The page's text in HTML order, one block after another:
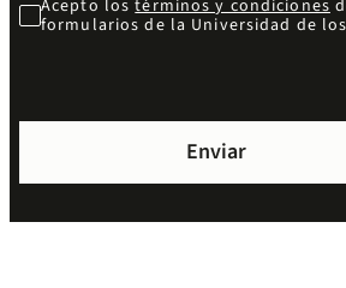
Acepto lostérminos y condiciones
formularios de la Universidad de